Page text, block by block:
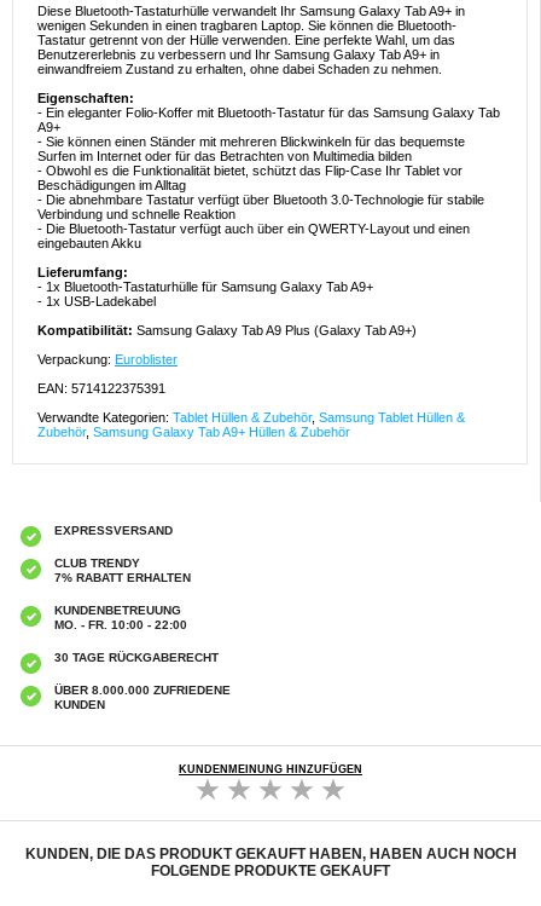
Diese Bluetooth-Tastaturhülle verwandelt Ihr Samsung Galaxy Tab A9+ in
wenigen Sekunden in einen tragbaren Laptop. Sie können die Bluetooth-
Tastatur getrennt von der Hülle verwenden. Eine perfekte Wahl, um das
Benutzererlebnis zu verbessern und Ihr Samsung Galaxy Tab A9+ in
einwandfreiem Zustand zu erhalten, ohne dabei Schaden zu nehmen.
Eigenschaften:
- Ein eleganter Folio-Koffer mit Bluetooth-Tastatur für das Samsung Galaxy Tab
A9+
- Sie können einen Ständer mit mehreren Blickwinkeln für das bequemste
Surfen im Internet oder für das Betrachten von Multimedia bilden
- Obwohl es die Funktionalität bietet, schützt das Flip-Case Ihr Tablet vor
Beschädigungen im Alltag
- Die abnehmbare Tastatur verfügt über Bluetooth 3.0-Technologie für stabile
Verbindung und schnelle Reaktion
- Die Bluetooth-Tastatur verfügt auch über ein QWERTY-Layout und einen
eingebauten Akku
Lieferumfang:
- 1x Bluetooth-Tastaturhülle für Samsung Galaxy Tab A9+
- 1x USB-Ladekabel
Kompatibilität: Samsung Galaxy Tab A9 Plus (Galaxy Tab A9+)
Verpackung: Euroblister
EAN: 5714122375391
Verwandte Kategorien: Tablet Hüllen & Zubehör, Samsung Tablet Hüllen &
Zubehör, Samsung Galaxy Tab A9+ Hüllen & Zubehör
EXPRESSVERSAND
CLUB TRENDY
7% RABATT ERHALTEN
KUNDENBETREUUNG
MO. - FR. 10:00 - 22:00
30 TAGE RÜCKGABERECHT
ÜBER 8.000.000 ZUFRIEDENE
KUNDEN
KUNDENMEINUNG HINZUFÜGEN
KUNDEN, DIE DAS PRODUKT GEKAUFT HABEN, HABEN AUCH NOCH
FOLGENDE PRODUKTE GEKAUFT